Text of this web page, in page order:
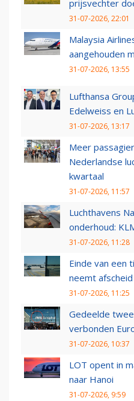
prijsvechter
31-07-2026, 22:01
Malaysia
aangehouden
31-07-2026, 13:55
Lufthansa
Edelweiss en
31-07-2026, 13:17
Meer
Nederlandse
kwartaal
31-07-2026, 11:57
Luchthavens
onderhoud:
31-07-2026, 11:28
Einde van een
neemt
31-07-2026, 11:25
Gedeelde
verbonden
31-07-2026, 10:37
LOT opent in
naar Hanoi
31-07-2026, 9:59